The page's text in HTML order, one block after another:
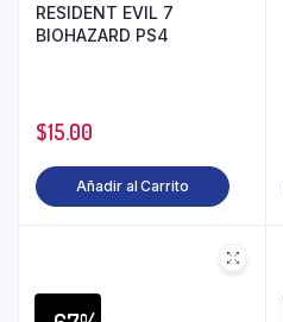
RESIDENT EVIL 7
BIOHAZARD PS4
$15.00
Añadir al Carrito